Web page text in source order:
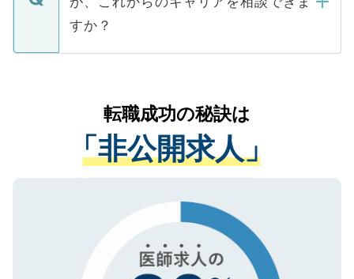
ています。
ご本人のキャリアアップおよび転職活動の
支援を目的に使用いたします。お預かりし
ているすべての個人データはご本人の許可
は、個人情報の取り扱いについての厳密な
管理基準を満たした事業者のみに付与され
る、プライバシーマークを取得済みです。
ご登録いただいた個人情報は、SSL（デー
で、機密保持に関してもご安心ください。
すか？
かがいして、現在の医療機関の状況や紹介
経験をまじえながら、適切なアドバイスを
させていただきます。すぐにご転職をされ
ない方には、長期的なサポートが可能です
ので、まずはご登録ください。
転職成功の秘訣は
「非公開求人」